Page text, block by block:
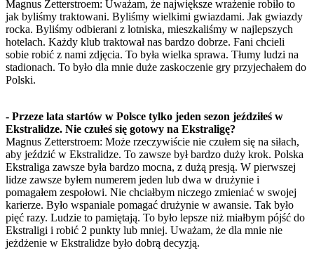
Magnus Zetterstroem: Uważam, że największe wrażenie robiło to
jak byliśmy traktowani. Byliśmy wielkimi gwiazdami. Jak gwiazdy
rocka. Byliśmy odbierani z lotniska, mieszkaliśmy w najlepszych
hotelach. Każdy klub traktował nas bardzo dobrze. Fani chcieli
sobie robić z nami zdjęcia. To była wielka sprawa. Tłumy ludzi na
stadionach. To było dla mnie duże zaskoczenie gry przyjechałem do
Polski.
- Przeze lata startów w Polsce tylko jeden sezon jeździłeś w
Ekstralidze. Nie czułeś się gotowy na Ekstraligę?
Magnus Zetterstroem: Może rzeczywiście nie czułem się na siłach,
aby jeździć w Ekstralidze. To zawsze był bardzo duży krok. Polska
Ekstraliga zawsze była bardzo mocna, z dużą presją. W pierwszej
lidze zawsze byłem numerem jeden lub dwa w drużynie i
pomagałem zespołowi. Nie chciałbym niczego zmieniać w swojej
karierze. Było wspaniale pomagać drużynie w awansie. Tak było
pięć razy. Ludzie to pamiętają. To było lepsze niż miałbym pójść do
Ekstraligi i robić 2 punkty lub mniej. Uważam, że dla mnie nie
jeżdżenie w Ekstralidze było dobrą decyzją.